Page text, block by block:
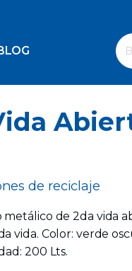
por:
de reciclaje
metálico de 2da vida
vida. Color: verde
200 Lts.